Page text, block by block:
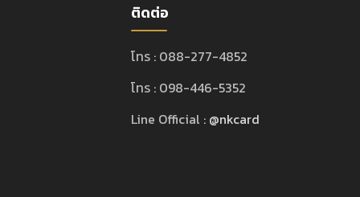
ติดต่อ
โทร : 088-277-4852
โทร : 098-446-5352
Line Official : @nkcard